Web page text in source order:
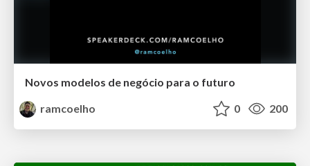
Novos modelos de negócio para o futuro
ramcoelho
0 200